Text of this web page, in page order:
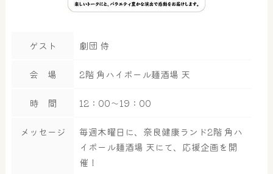
ゲスト 劇団 侍
会 場 2階 角ハイボール麺酒場 天
時 間 12：00～19：00
メッセージ
毎週木曜日に、奈良健康ランド2階 角ハ
イボール麺酒場 天にて、応援企画を開
催！